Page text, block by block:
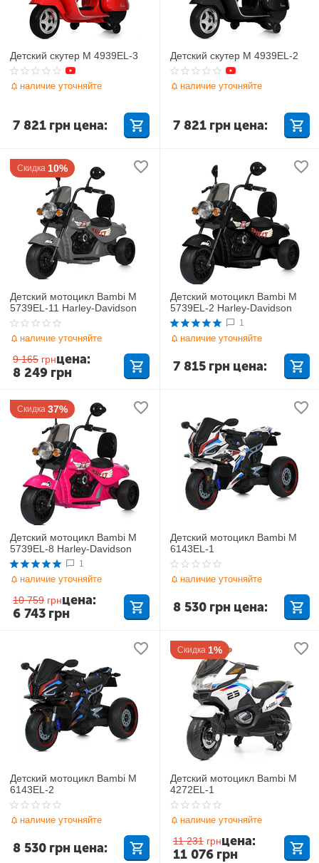
Детский скутер M 4939EL-3
наличие уточняйте
7 821 грн цена:
Детский скутер M 4939EL-2
наличие уточняйте
7 821 грн цена:
Скидка 10%
Детский мотоцикл Bambi M
5739EL-11 Harley-Davidson
наличие уточняйте
9 165 грн
8 249 грн
цена:
Детский мотоцикл Bambi M
5739EL-2 Harley-Davidson
1
наличие уточняйте
7 815 грн цена:
Скидка 37%
Детский мотоцикл Bambi M
5739EL-8 Harley-Davidson
1
наличие уточняйте
10 759 грн
6 743 грн
цена:
Детский мотоцикл Bambi M
6143EL-1
наличие уточняйте
8 530 грн цена:
Детский мотоцикл Bambi M
6143EL-2
наличие уточняйте
8 530 грн цена:
Скидка 1%
Детский мотоцикл Bambi M
4272EL-1
наличие уточняйте
11 231 грн
11 076 грн
цена: